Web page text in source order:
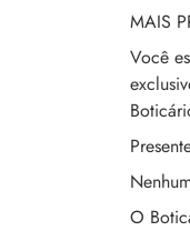
MAIS
Você
O